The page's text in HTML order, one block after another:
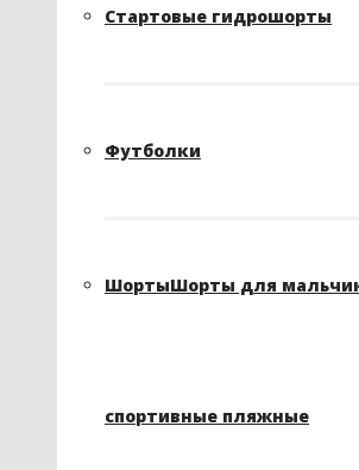
Стартовые гидрошорты
Футболки
ШортыШорты для
спортивные пляжные